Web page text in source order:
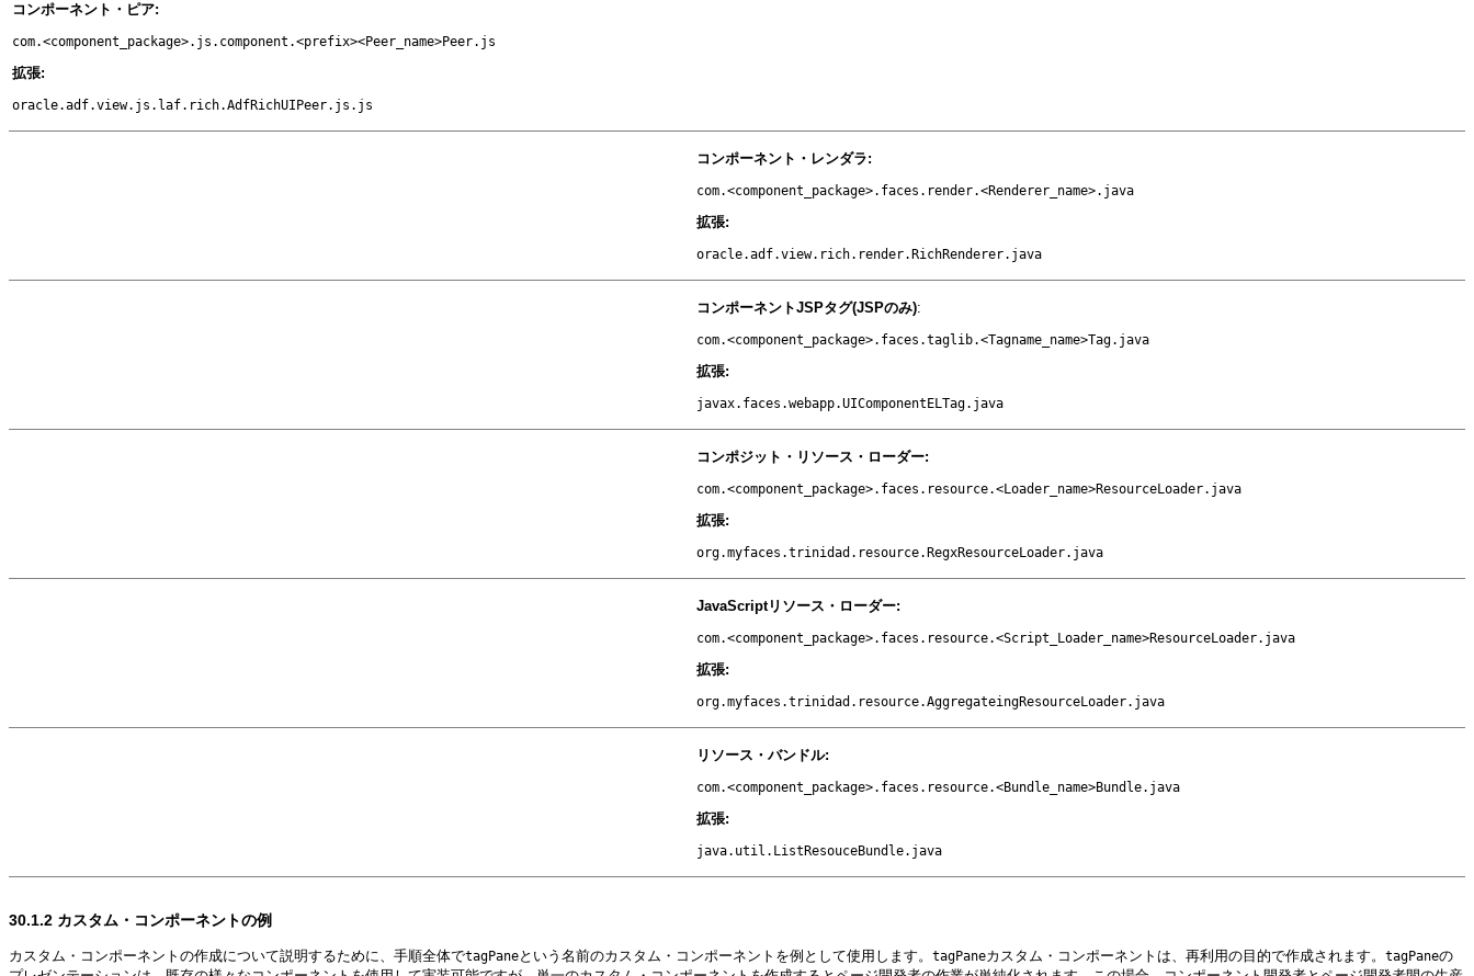
コンポーネント・ピア:
com.<component_package>.js.component.<prefix><Peer_name>Peer.js
拡張:
oracle.adf.view.js.laf.rich.AdfRichUIPeer.js.js
コンポーネント・レンダラ:
com.<component_package>.faces.render.<Renderer_name>.java
拡張:
oracle.adf.view.rich.render.RichRenderer.java
コンポーネントJSPタグ(JSPのみ):
com.<component_package>.faces.taglib.<Tagname_name>Tag.java
拡張:
javax.faces.webapp.UIComponentELTag.java
コンポジット・リソース・ローダー:
com.<component_package>.faces.resource.<Loader_name>ResourceLoader.java
拡張:
org.myfaces.trinidad.resource.RegxResourceLoader.java
JavaScriptリソース・ローダー:
com.<component_package>.faces.resource.<Script_Loader_name>ResourceLoader.java
拡張:
org.myfaces.trinidad.resource.AggregateingResourceLoader.java
リソース・バンドル:
com.<component_package>.faces.resource.<Bundle_name>Bundle.java
拡張:
java.util.ListResouceBundle.java
30.1.2 カスタム・コンポーネントの例
カスタム・コンポーネントの作成について説明するために、手順全体でtagPaneという名前のカスタム・コンポーネントを例として使用します。 tagPaneカスタム・コンポーネントは、再利用の目的で作成されます。 tagPaneの